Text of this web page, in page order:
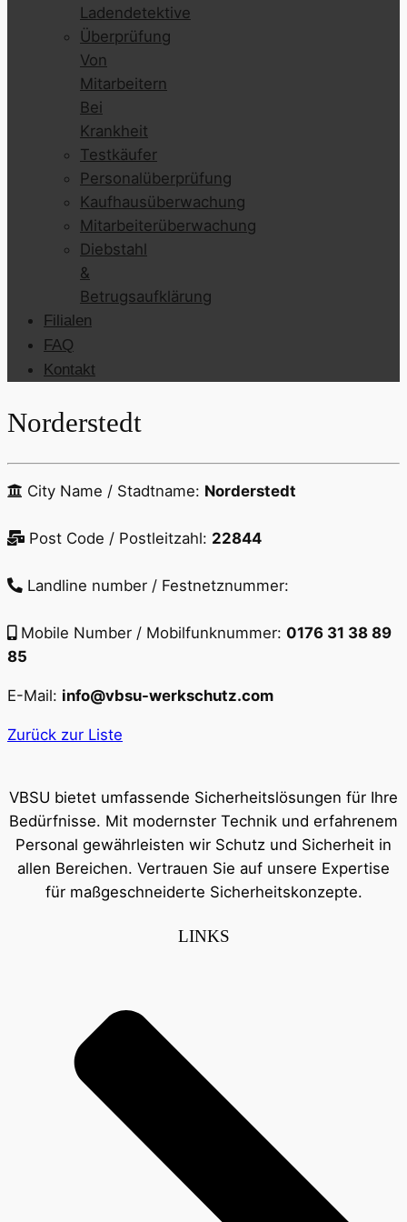
Ladendetektive
Überprüfung
Von
Mitarbeitern
Bei
Krankheit
Testkäufer
Personalüberprüfung
Kaufhausüberwachung
Mitarbeiterüberwachung
Diebstahl
&
Betrugsaufklärung
Filialen
FAQ
Kontakt
Norderstedt
City Name / Stadtname: Norderstedt
Post Code / Postleitzahl: 22844
Landline number / Festnetznummer:
Mobile Number / Mobilfunknummer: 0176 31 38 89
85
E-Mail: info@vbsu-werkschutz.com
Zurück zur Liste
VBSU bietet umfassende Sicherheitslösungen für Ihre
Bedürfnisse. Mit modernster Technik und erfahrenem
Personal gewährleisten wir Schutz und Sicherheit in
allen Bereichen. Vertrauen Sie auf unsere Expertise
für maßgeschneiderte Sicherheitskonzepte.
LINKS